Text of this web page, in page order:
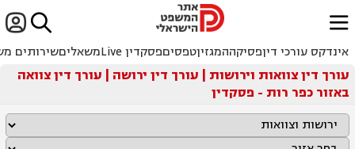

ﱐ
אינדקס עורכי דיןפסיקההמגזיןטפסיםפסקדין Live משאליםשירותים
עורך דין צוואות וירושות | עורך דין ירושה | עורך דין צוואה
באזור כפר רות - פסקדין